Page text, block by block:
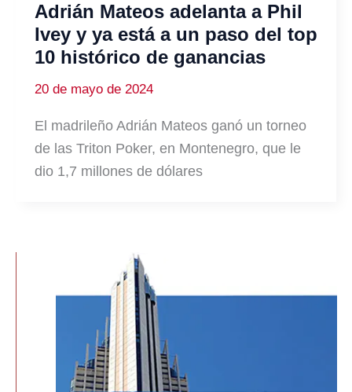
Adrián Mateos adelanta a Phil
Ivey y ya está a un paso del top
10 histórico de ganancias
20 de mayo de 2024
El madrileño Adrián Mateos ganó un torneo
de las Triton Poker, en Montenegro, que le
dio 1,7 millones de dólares